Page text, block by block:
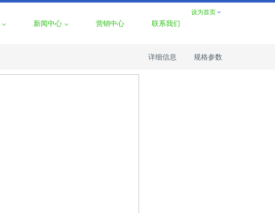
设为首页
新闻中心 营销中心 联系我们
详细信息 规格参数